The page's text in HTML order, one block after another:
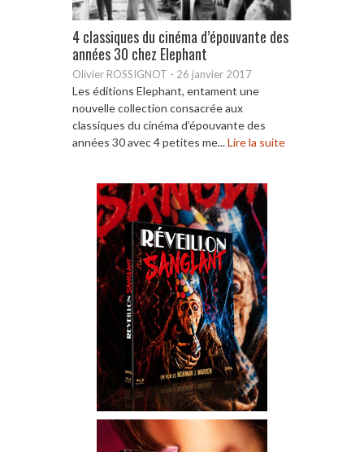
4 classiques du cinéma d’épouvante des
années 30 chez Elephant
Olivier ROSSIGNOT - 26 janvier 2017
Les éditions Elephant, entament une
nouvelle collection consacrée aux
classiques du cinéma d’épouvante des
années 30 avec 4 petites me...Lire la suite